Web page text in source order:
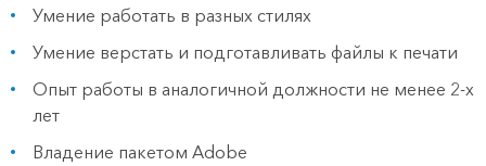
Умение работать в разных стилях
Умение верстать и подготавливать файлы к печати
Опыт работы в аналогичной должности не менее 2-х
лет
Владение пакетом Adobe